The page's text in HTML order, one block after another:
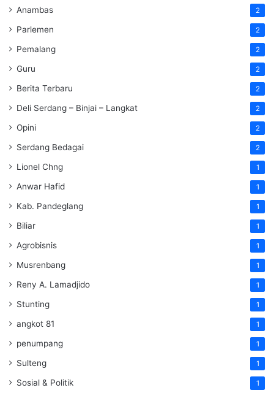
Anambas 2
Parlemen 2
Pemalang 2
Guru 2
Berita Terbaru 2
Deli Serdang – Binjai – Langkat 2
Opini 2
Serdang Bedagai 2
Lionel Chng 1
Anwar Hafid 1
Kab. Pandeglang 1
Biliar 1
Agrobisnis 1
Musrenbang 1
Reny A. Lamadjido 1
Stunting 1
angkot 81 1
penumpang 1
Sulteng 1
Sosial & Politik 1